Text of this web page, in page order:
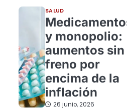
SALUD
y monopolio:
aumentos sin
freno por
encima de la
inflación
26 junio, 2026